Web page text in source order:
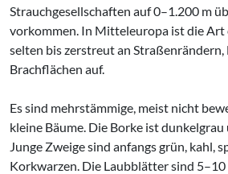
Strauchgesellschaften auf 0–1.200 m
vorkommen. In Mitteleuropa ist die
selten bis zerstreut an Straßenrändern,
Brachflächen auf.
Es sind mehrstämmige, meist nicht
kleine Bäume. Die Borke ist
Junge Zweige sind anfangs grün, kahl,
Korkwarzen. Die Laubblätter sind